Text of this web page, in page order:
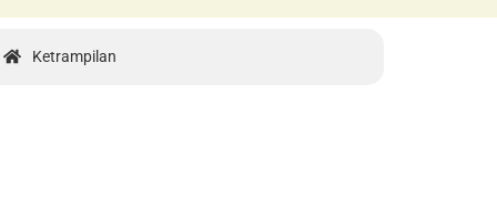
Ketrampilan